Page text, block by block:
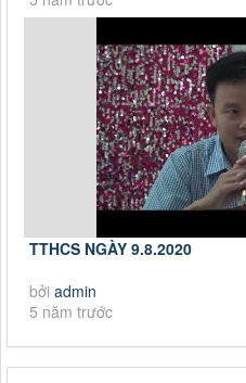
TTHCS NGÀY 9.8.2020
bởi admin
5 năm trước